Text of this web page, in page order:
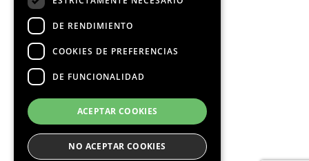
DE RENDIMIENTO
COOKIES DE PREFERENCIAS
DE FUNCIONALIDAD
ACEPTAR COOKIES
NO ACEPTAR COOKIES